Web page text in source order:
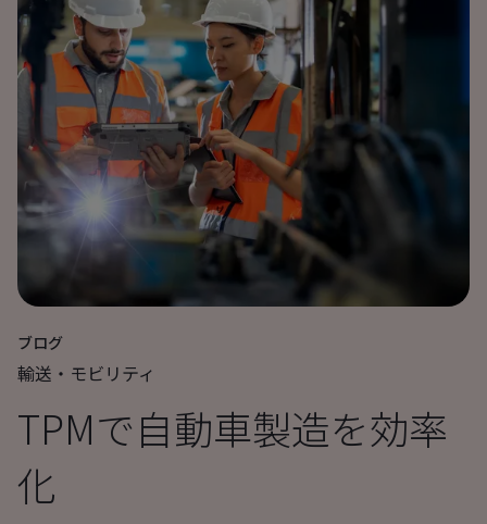
ブログ
輸送・モビリティ
TPMで自動車製造を効率
化